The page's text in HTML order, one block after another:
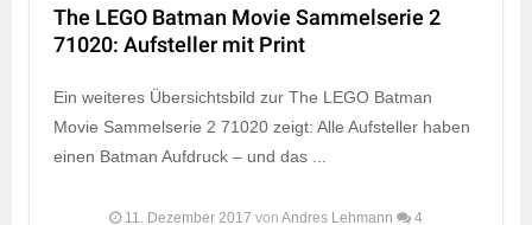
The LEGO Batman Movie Sammelserie 2
71020: Aufsteller mit Print
Ein weiteres Übersichtsbild zur The LEGO Batman
Movie Sammelserie 2 71020 zeigt: Alle Aufsteller haben
einen Batman Aufdruck – und das ...
11. Dezember 2017 von Andres Lehmann 4